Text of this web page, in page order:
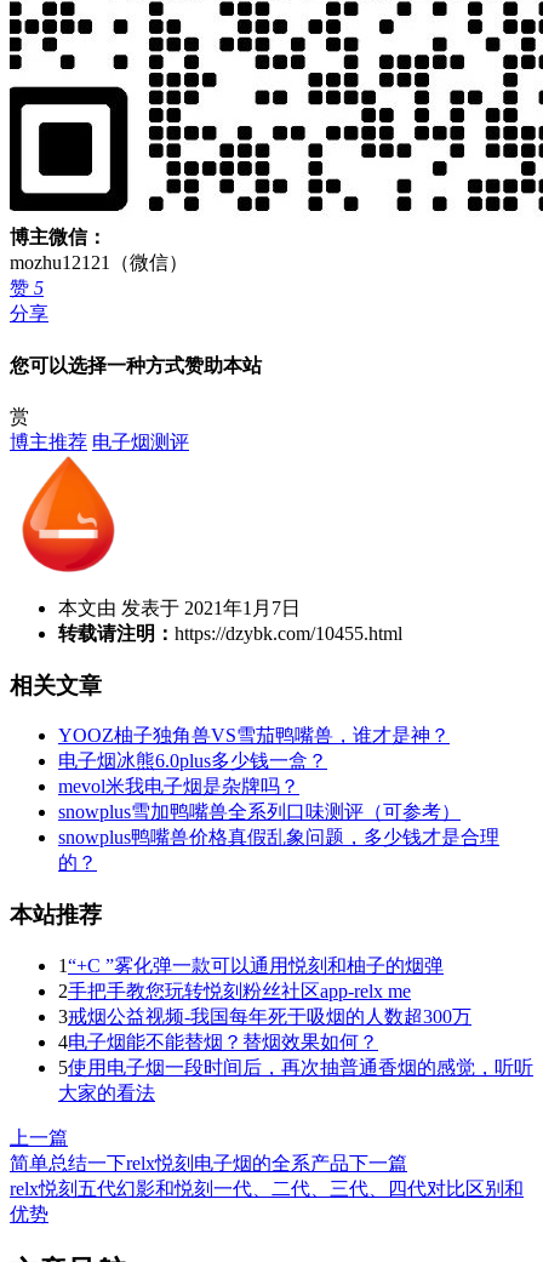
博主微信：
mozhu12121（微信）
赞 5
分享
您可以选择一种方式赞助本站
赏
博主推荐 电子烟测评
本文由 发表于 2021年1月7日
转载请注明： https://dzybk.com/10455.html
相关文章
YOOZ柚子独角兽VS雪茄鸭嘴兽，谁才是神？
电子烟冰熊6.0plus多少钱一盒？
mevol米我电子烟是杂牌吗？
snowplus雪加鸭嘴兽全系列口味测评（可参考）
snowplus鸭嘴兽价格真假乱象问题，多少钱才是合理
的？
本站推荐
1“+C ”雾化弹一款可以通用悦刻和柚子的烟弹
2手把手教您玩转悦刻粉丝社区app-relx me
3戒烟公益视频-我国每年死于吸烟的人数超300万
4电子烟能不能替烟？替烟效果如何？
5使用电子烟一段时间后，再次抽普通香烟的感觉，听听
大家的看法
上一篇
简单总结一下relx悦刻电子烟的全系产品下一篇
relx悦刻五代幻影和悦刻一代、二代、三代、四代对比区别和
优势